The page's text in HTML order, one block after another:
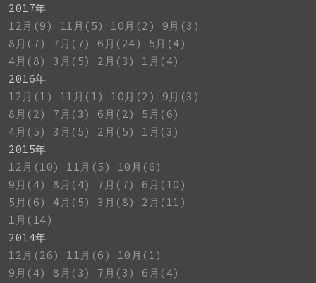
2017年
12月(9)
11月(5) 10月(2)
9月(3)
8月(7)
7月(7) 6月(24)
5月(4)
4月(8)
3月(5) 2月(3)
1月(4)
2016年
12月(1)
11月(1) 10月(2)
9月(3)
8月(2)
7月(3) 6月(2)
5月(6)
4月(5)
3月(5) 2月(5)
1月(3)
2015年
12月(10)
11月(5)
10月(6)
9月(4)
8月(4) 7月(7)
6月(10)
5月(6)
4月(5) 3月(8)
2月(11)
1月(14)
2014年
12月(26)
11月(6)
10月(1)
9月(4)
8月(3) 7月(3)
6月(4)